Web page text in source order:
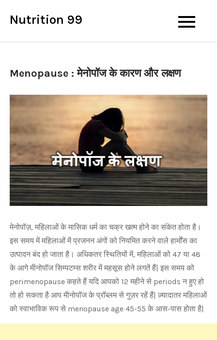
Nutrition 99
Menopause : मेनोपॉज के कारण और लक्षण
मेनोपॉज़, महिलाओं के मासिक धर्म का चक्र खत्म होने का संकेत होता है।
इस समय में महिलाओं में प्रजनन अंगों को नियमित करने वाले हार्मोंस का
उत्पादन बंद हो जाता है। अधिकतर स्थितियों में, महिलाओं को 47 या 48
के आगे मीनोपॉज सिम्पटम्स शरीर में महसूस होने लगतें हैं| इस समय को
perimenopause कहते हैं यदि आपको 12 महीने से periods न हुए हो
तो हो सकता है आप मीनोपॉज के प्रॉब्लम से गुज़र रहें हैं| ज़्यादातर महिलाओं
को स्वाभाविक रूप से menopause age 45-55 के आस-पास होता है|